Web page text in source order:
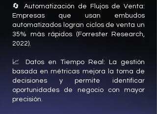
🔄 Automatización de Flujos de Venta:
Empresas que usan embudos
automatizados logran ciclos de venta un
35% más rápidos (Forrester Research,
2022).
📈 Datos en Tiempo Real: La gestión
basada en métricas mejora la toma de
decisiones y permite identificar
oportunidades de negocio con mayor
precisión.